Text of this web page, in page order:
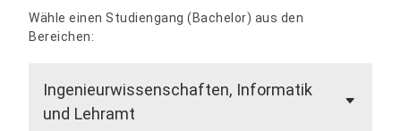
Wähle einen Studiengang (Bachelor) aus den
Bereichen:
Ingenieurwissenschaften, Informatik
und Lehramt